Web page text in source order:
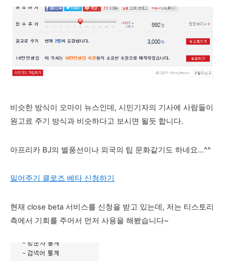
비슷한 방식이 오마이 뉴스인데, 시민기자의 기사에 사람들이
원고료 주기 방식과 비슷하다고 보시면 될듯 합니다.
아프리카 BJ의 별풍선이나 외국의 팁 문화같기도 하네요...^^
밀어주기 클로즈 베타 신청하기
현재 close beta 서비스를 신청을 받고 있는데, 저는 티스토리
측에서 기회를 주어서 먼저 사용을 해봤습니다~